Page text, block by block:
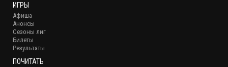
ИГРЫ
Афиша
Анонсы
Сезоны лиг
Билеты
Результаты
ПОЧИТАТЬ